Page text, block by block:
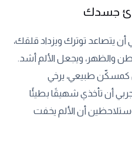
جسدك
أن يتصاعد توترك ويزداد قلقك،
والظهر، ويجعل الألم أشد.
كمسكّن طبيعي، يرخي
أن تأخذي شهيقًا بطيئًا
وستلاحظين أن الألم يخفت